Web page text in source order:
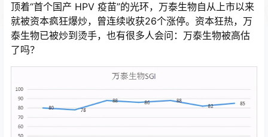
顶着“首个国产 HPV 疫苗”的光环，万泰生物自从上市以来
就被资本疯狂爆炒，曾连续收获26个涨停。资本狂热，万
泰生物已被炒到烫手，也有很多人会问：万泰生物被高估
了吗？